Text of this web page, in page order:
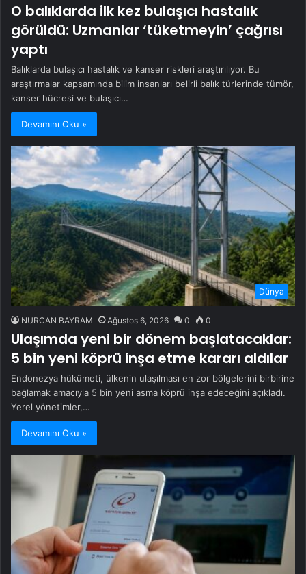
O balıklarda ilk kez bulaşıcı hastalık
görüldü: Uzmanlar ‘tüketmeyin’ çağrısı
yaptı
Balıklarda bulaşıcı hastalık ve kanser riskleri araştırılıyor. Bu
araştırmalar kapsamında bilim insanları belirli balık türlerinde tümör,
kanser hücresi ve bulaşıcı…
Devamını Oku »
Dünya
NURCAN BAYRAM Ağustos 6, 2026 0 0
Ulaşımda yeni bir dönem başlatacaklar:
5 bin yeni köprü inşa etme kararı aldılar
Endonezya hükümeti, ülkenin ulaşılması en zor bölgelerini birbirine
bağlamak amacıyla 5 bin yeni asma köprü inşa edeceğini açıkladı.
Yerel yönetimler,…
Devamını Oku »